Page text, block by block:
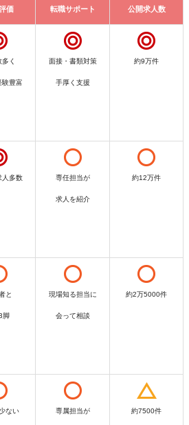
価 転職サポート 公開求人数
く
験豊富
面接・書類対策
手厚く支援
約9万件
人多数 専任担当が
求人を紹介
約12万件
と
脚
現場知る担当に
会って相談
約2万5000件
ない 専属担当が 約7500件